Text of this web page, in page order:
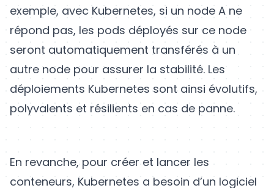
exemple, avec Kubernetes, si un node A ne
répond pas, les pods déployés sur ce node
seront automatiquement transférés à un
autre node pour assurer la stabilité. Les
déploiements Kubernetes sont ainsi évolutifs,
polyvalents et résilients en cas de panne.
En revanche, pour créer et lancer les
conteneurs, Kubernetes a besoin d’un logiciel